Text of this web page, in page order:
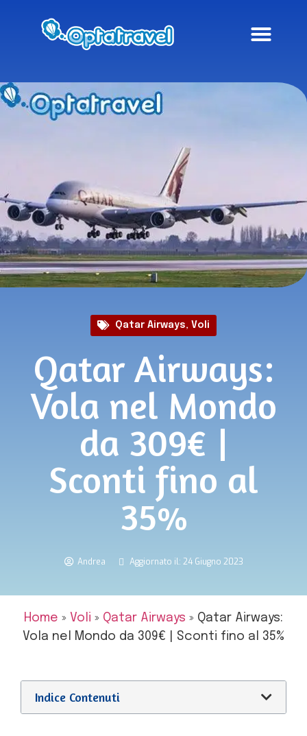
Qatar Airways, Voli
Qatar Airways:
Vola nel Mondo
da 309€ |
Sconti fino al
35%
Andrea Aggiornato il: 24 Giugno 2023
Home » Voli » Qatar Airways » Qatar Airways:
Vola nel Mondo da 309€ | Sconti fino al 35%
Indice Contenuti